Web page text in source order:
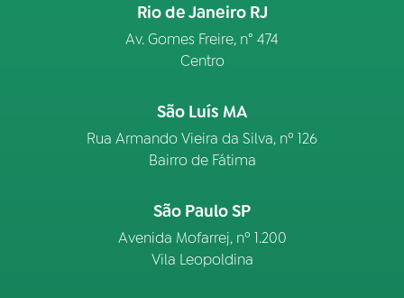
Rio de Janeiro RJ
Av. Gomes Freire, n° 474
Centro
São Luís MA
Rua Armando Vieira da Silva, nº 126
Bairro de Fátima
São Paulo SP
Avenida Mofarrej, nº 1.200
Vila Leopoldina